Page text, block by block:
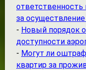
за
- Новый порядок
доступности
- Могут ли
квартир за